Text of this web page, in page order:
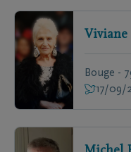
Viviane
Bouge -
17/09/